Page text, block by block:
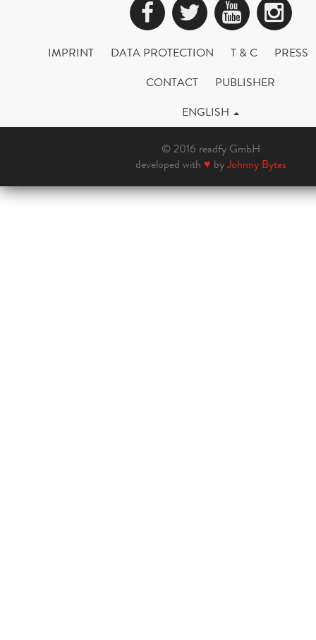
Facebook
Twitter
IMPRINT DATA PROTECTION T & C
PRESS
CONTACT
PUBLISHER
ENGLISH
© 2016 readfy GmbH
developed with ♥ byJohnny Bytes